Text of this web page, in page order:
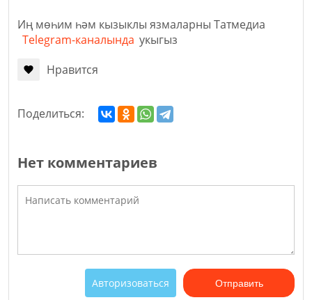
Иң мөһим һәм кызыклы язмаларны Татмедиа
Telegram-каналында укыгыз
Нравится
Поделиться:
Нет комментариев
Авторизоваться Отправить